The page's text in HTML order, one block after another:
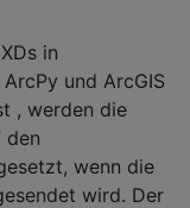
in
und ArcGIS
, werden die
den
wenn die
wird. Der